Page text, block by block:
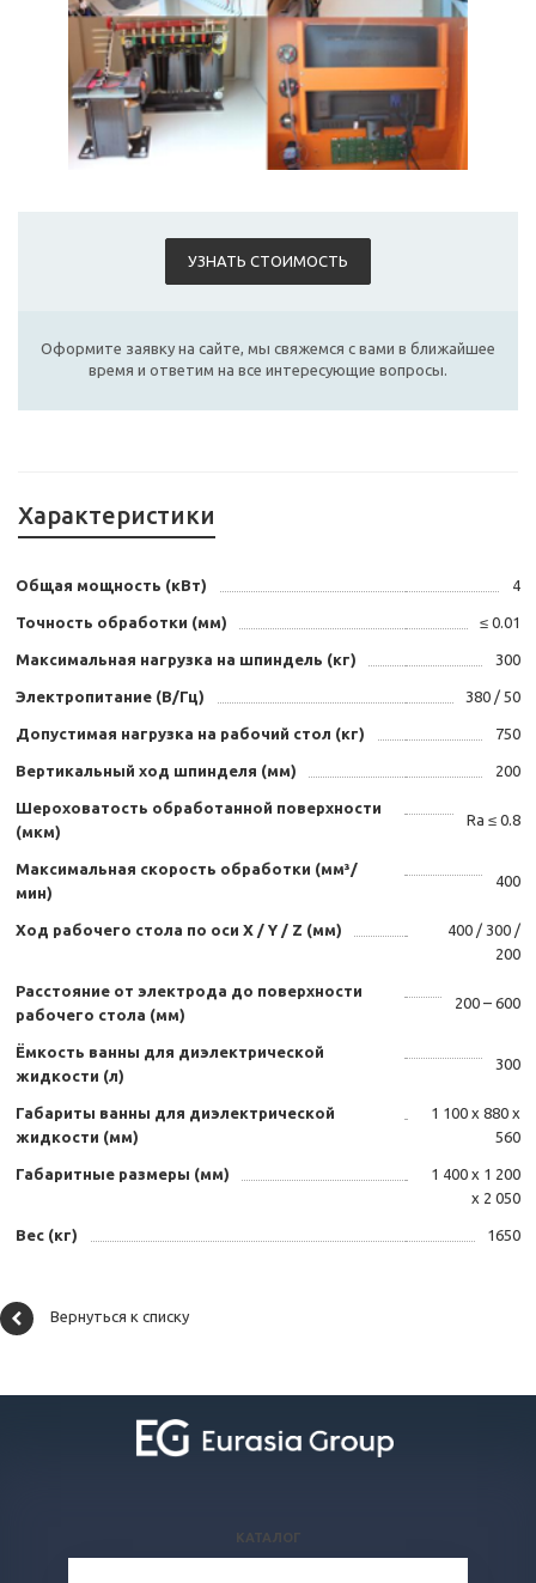
УЗНАТЬ СТОИМОСТЬ
Оформите заявку на сайте, мы свяжемся с вами в ближайшее
время и ответим на все интересующие вопросы.
Характеристики
Общая мощность (кВт) 4
Точность обработки (мм) ≤ 0.01
Максимальная нагрузка на шпиндель (кг) 300
Электропитание (В/Гц) 380 / 50
Допустимая нагрузка на рабочий стол (кг) 750
Вертикальный ход шпинделя (мм) 200
Шероховатость обработанной поверхности
(мкм)
Ra ≤ 0.8
Максимальная скорость обработки (мм³/
мин)
400
Ход рабочего стола по оси X / Y / Z (мм)
400 / 300 /
200
Расстояние от электрода до поверхности
рабочего стола (мм)
200 – 600
Ёмкость ванны для диэлектрической
жидкости (л)
300
Габариты ванны для диэлектрической
жидкости (мм)
1 100 х 880 х
560
Габаритные размеры (мм)
1 400 х 1 200
х 2 050
Вес (кг) 1650
Вернуться к списку
КАТАЛОГ